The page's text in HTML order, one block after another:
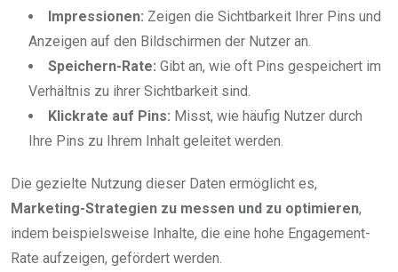
Impressionen: Zeigen die Sichtbarkeit Ihrer Pins und
Anzeigen auf den Bildschirmen der Nutzer an.
Speichern-Rate: Gibt an, wie oft Pins gespeichert im
Verhältnis zu ihrer Sichtbarkeit sind.
Klickrate auf Pins: Misst, wie häufig Nutzer durch
Ihre Pins zu Ihrem Inhalt geleitet werden.
Die gezielte Nutzung dieser Daten ermöglicht es,
Marketing-Strategien zu messen und zu optimieren,
indem beispielsweise Inhalte, die eine hohe Engagement-
Rate aufzeigen, gefördert werden.